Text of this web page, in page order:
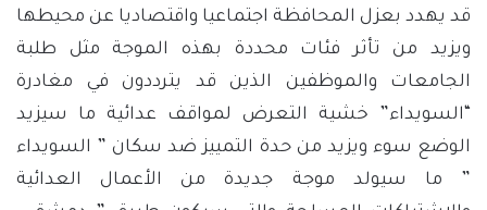
قد يهدد بعزل المحافظة اجتماعيا واقتصاديا عن محيطها
ويزيد من تأثر فئات محددة بهذه الموجة مثل طلبة
الجامعات والموظفين الذين قد يترددون في مغادرة
“السويداء” خشية التعرض لمواقف عدائية ما سيزيد
الوضع سوء ويزيد من حدة التمييز ضد سكان ” السويداء
” ما سيولد موجة جديدة من الأعمال العدائية